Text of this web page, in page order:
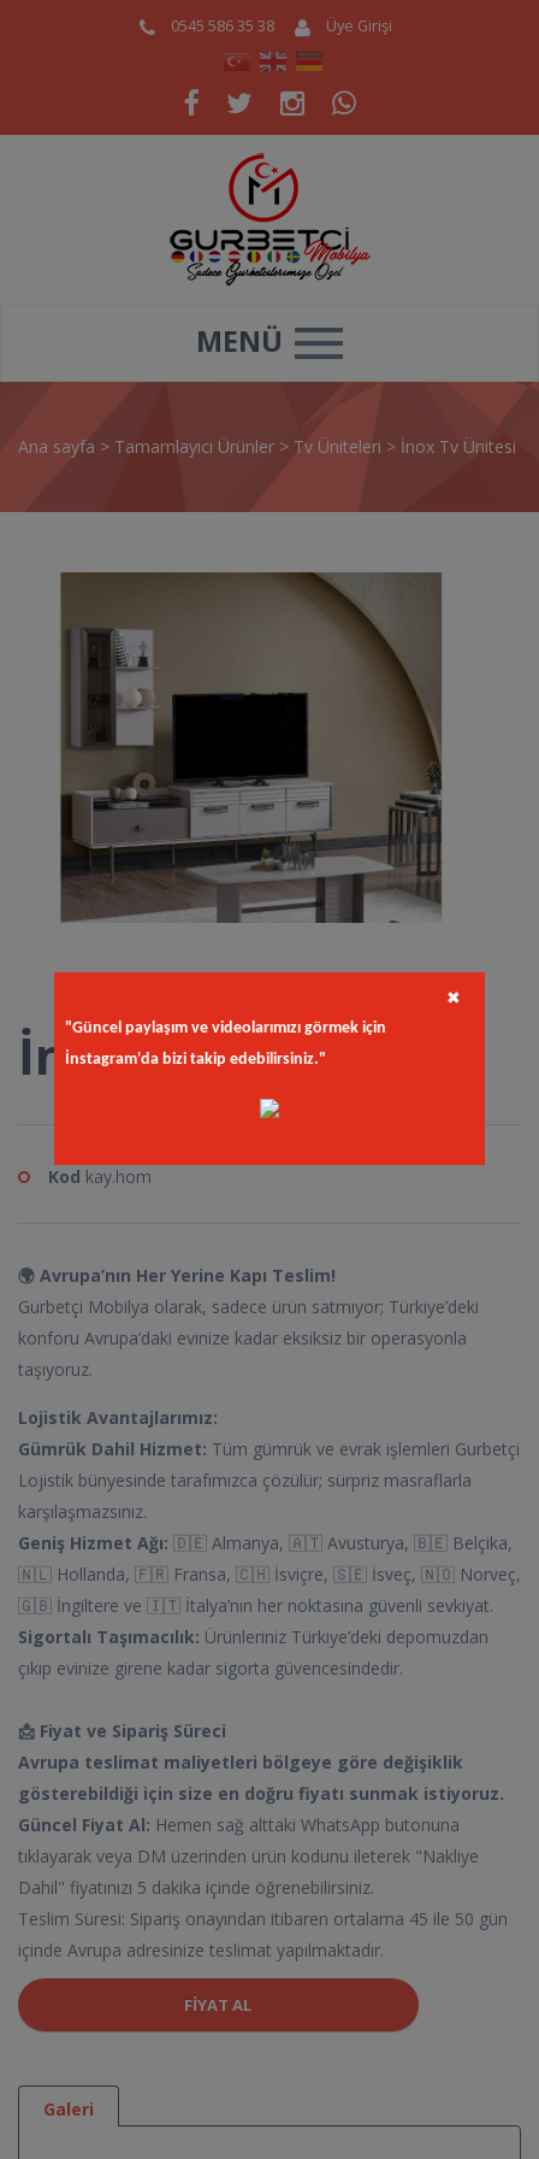
0545 586 35 38 Üye Girişi
MENÜ
Ana sayfa > Tamamlayıcı Ürünler > Tv Üniteleri > İnox Tv Ünitesi
İnox Tv Ünitesi
Kod kay.hom
🌍 Avrupa’nın Her Yerine Kapı Teslim!
Gurbetçi Mobilya olarak, sadece ürün satmıyor; Türkiye’deki
konforu Avrupa’daki evinize kadar eksiksiz bir operasyonla
taşıyoruz.
Lojistik Avantajlarımız:
Gümrük Dahil Hizmet: Tüm gümrük ve evrak işlemleri Gurbetçi
Lojistik bünyesinde tarafımızca çözülür; sürpriz masraflarla
karşılaşmazsınız.
Geniş Hizmet Ağı: 🇩🇪 Almanya, 🇦🇹 Avusturya, 🇧🇪 Belçika,
🇳🇱 Hollanda, 🇫🇷 Fransa, 🇨🇭 İsviçre, 🇸🇪 İsveç, 🇳🇴 Norveç,
🇬🇧 İngiltere ve 🇮🇹 İtalya’nın her noktasına güvenli sevkiyat.
Sigortalı Taşımacılık: Ürünleriniz Türkiye’deki depomuzdan
çıkıp evinize girene kadar sigorta güvencesindedir.
📩 Fiyat ve Sipariş Süreci
Avrupa teslimat maliyetleri bölgeye göre değişiklik
gösterebildiği için size en doğru fiyatı sunmak istiyoruz.
Güncel Fiyat Al: Hemen sağ alttaki WhatsApp butonuna
tıklayarak veya DM üzerinden ürün kodunu ileterek "Nakliye
Dahil" fiyatınızı 5 dakika içinde öğrenebilirsiniz.
Teslim Süresi: Sipariş onayından itibaren ortalama 45 ile 50 gün
içinde Avrupa adresinize teslimat yapılmaktadır.
FIYAT AL
Galeri
"Güncel paylaşım ve videolarımızı görmek için
İnstagram'da bizi takip edebilirsiniz."
✖